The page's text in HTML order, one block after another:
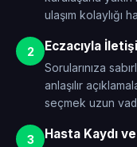
ulaşım kolaylığı
2 Eczacıyla
Sorularınıza
anlaşılır
seçmek uzun
3 Hasta Kaydı